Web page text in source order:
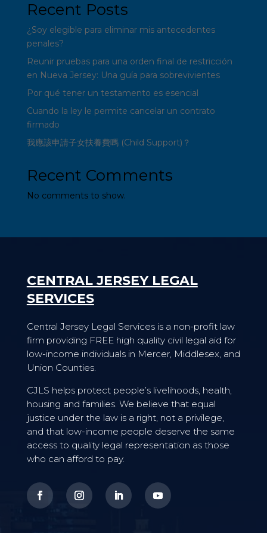
Recent Posts
¿Soy elegible para eliminar mis antecedentes
penales?
Reunir pruebas para una orden final de restricción
en Nueva Jersey: Una guía para sobrevivientes
Por qué tener un testamento es esencial
Cuando la ley le permite cancelar un contrato
firmado
我應該申請子女扶養費嗎 (Child Support)？
Recent Comments
No comments to show.
CENTRAL JERSEY LEGAL
SERVICES
Central Jersey Legal Services is a non-profit law
firm providing FREE high quality civil legal aid for
low-income individuals in Mercer, Middlesex, and
Union Counties.
CJLS helps protect people’s livelihoods, health,
housing and families. We believe that equal
justice under the law is a right, not a privilege,
and that low-income people deserve the same
access to quality legal representation as those
who can afford to pay.